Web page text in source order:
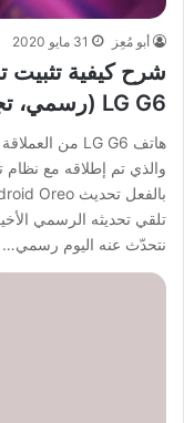
أبو مُعِز 31 مايو 2020
LG G6 (رسمي، تجريبي)
نتحدّث عنه اليوم رسمي…